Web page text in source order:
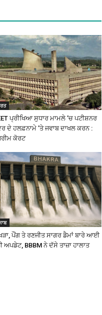
ਪ੍ਰੀਖਿਆ ਸੁਧਾਰ ਮਾਮਲੇ ’ਚ ਪਟੀਸ਼ਨਰ
ਦੇ ਹਲਫ਼ਨਾਮੇ ’ਤੇ ਜਵਾਬ ਦਾਖਲ ਕਰਨ :
ਕੋਰਟ
ਪੌਂਗ ਤੇ ਰਣਜੀਤ ਸਾਗਰ ਡੈਮਾਂ ਬਾਰੇ ਆਈ
ਅਪਡੇਟ, BBBM ਨੇ ਦੱਸੇ ਤਾਜ਼ਾ ਹਾਲਾਤ